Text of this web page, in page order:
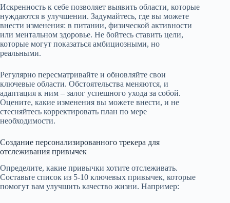
Искренность к себе позволяет выявить области, которые
нуждаются в улучшении. Задумайтесь, где вы можете
внести изменения: в питании, физической активности
или ментальном здоровье. Не бойтесь ставить цели,
которые могут показаться амбициозными, но
реальными.
Регулярно пересматривайте и обновляйте свои
ключевые области. Обстоятельства меняются, и
адаптация к ним – залог успешного ухода за собой.
Оцените, какие изменения вы можете внести, и не
стесняйтесь корректировать план по мере
необходимости.
Создание персонализированного трекера для
отслеживания привычек
Определите, какие привычки хотите отслеживать.
Составьте список из 5-10 ключевых привычек, которые
помогут вам улучшить качество жизни. Например: